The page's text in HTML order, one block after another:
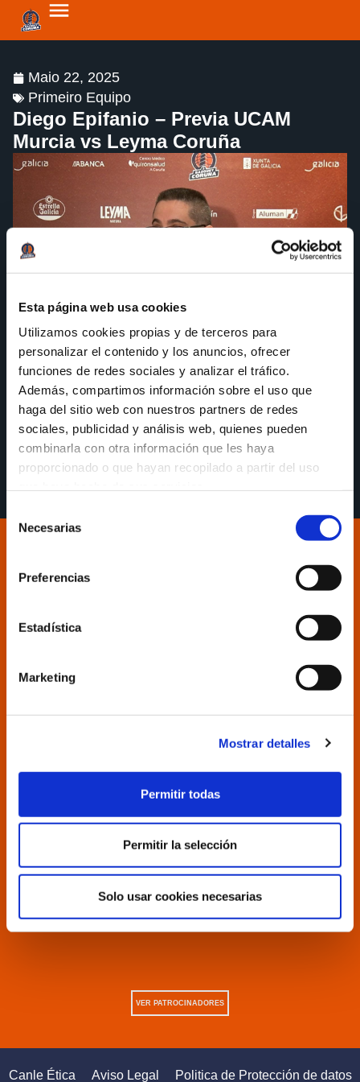
Esta página web usa cookies
Utilizamos cookies propias y de terceros para
personalizar el contenido y los anuncios, ofrecer
funciones de redes sociales y analizar el tráfico.
Además, compartimos información sobre el uso que
haga del sitio web con nuestros partners de redes
sociales, publicidad y análisis web, quienes pueden
combinarla con otra información que les haya
proporcionado o que hayan recopilado a partir del uso
Necesarias
Preferencias
Estadística
Marketing
Mostrar detalles
Permitir todas
Permitir la selección
Solo usar cookies necesarias
Maio 22, 2025
Primeiro Equipo
Diego Epifanio – Previa UCAM
Murcia vs Leyma Coruña
Diego Epifanio, na previa ao partido entre UCAM
Murcia e Leyma Coruña deste sábado ás 20:45:
“Xogámonos moito a nivel de respecto aos nosos
afeccionados e ao club”
VER PATROCINADORES
Canle Ética Aviso Legal Politica de Protección de datos